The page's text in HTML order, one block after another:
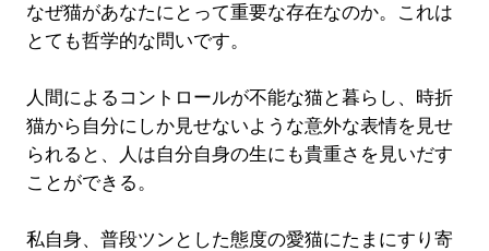
なぜ猫があなたにとって重要な存在なのか。これは
とても哲学的な問いです。
人間によるコントロールが不能な猫と暮らし、時折
猫から自分にしか見せないような意外な表情を見せ
られると、人は自分自身の生にも貴重さを見いだす
ことができる。
私自身、普段ツンとした態度の愛猫にたまにすり寄